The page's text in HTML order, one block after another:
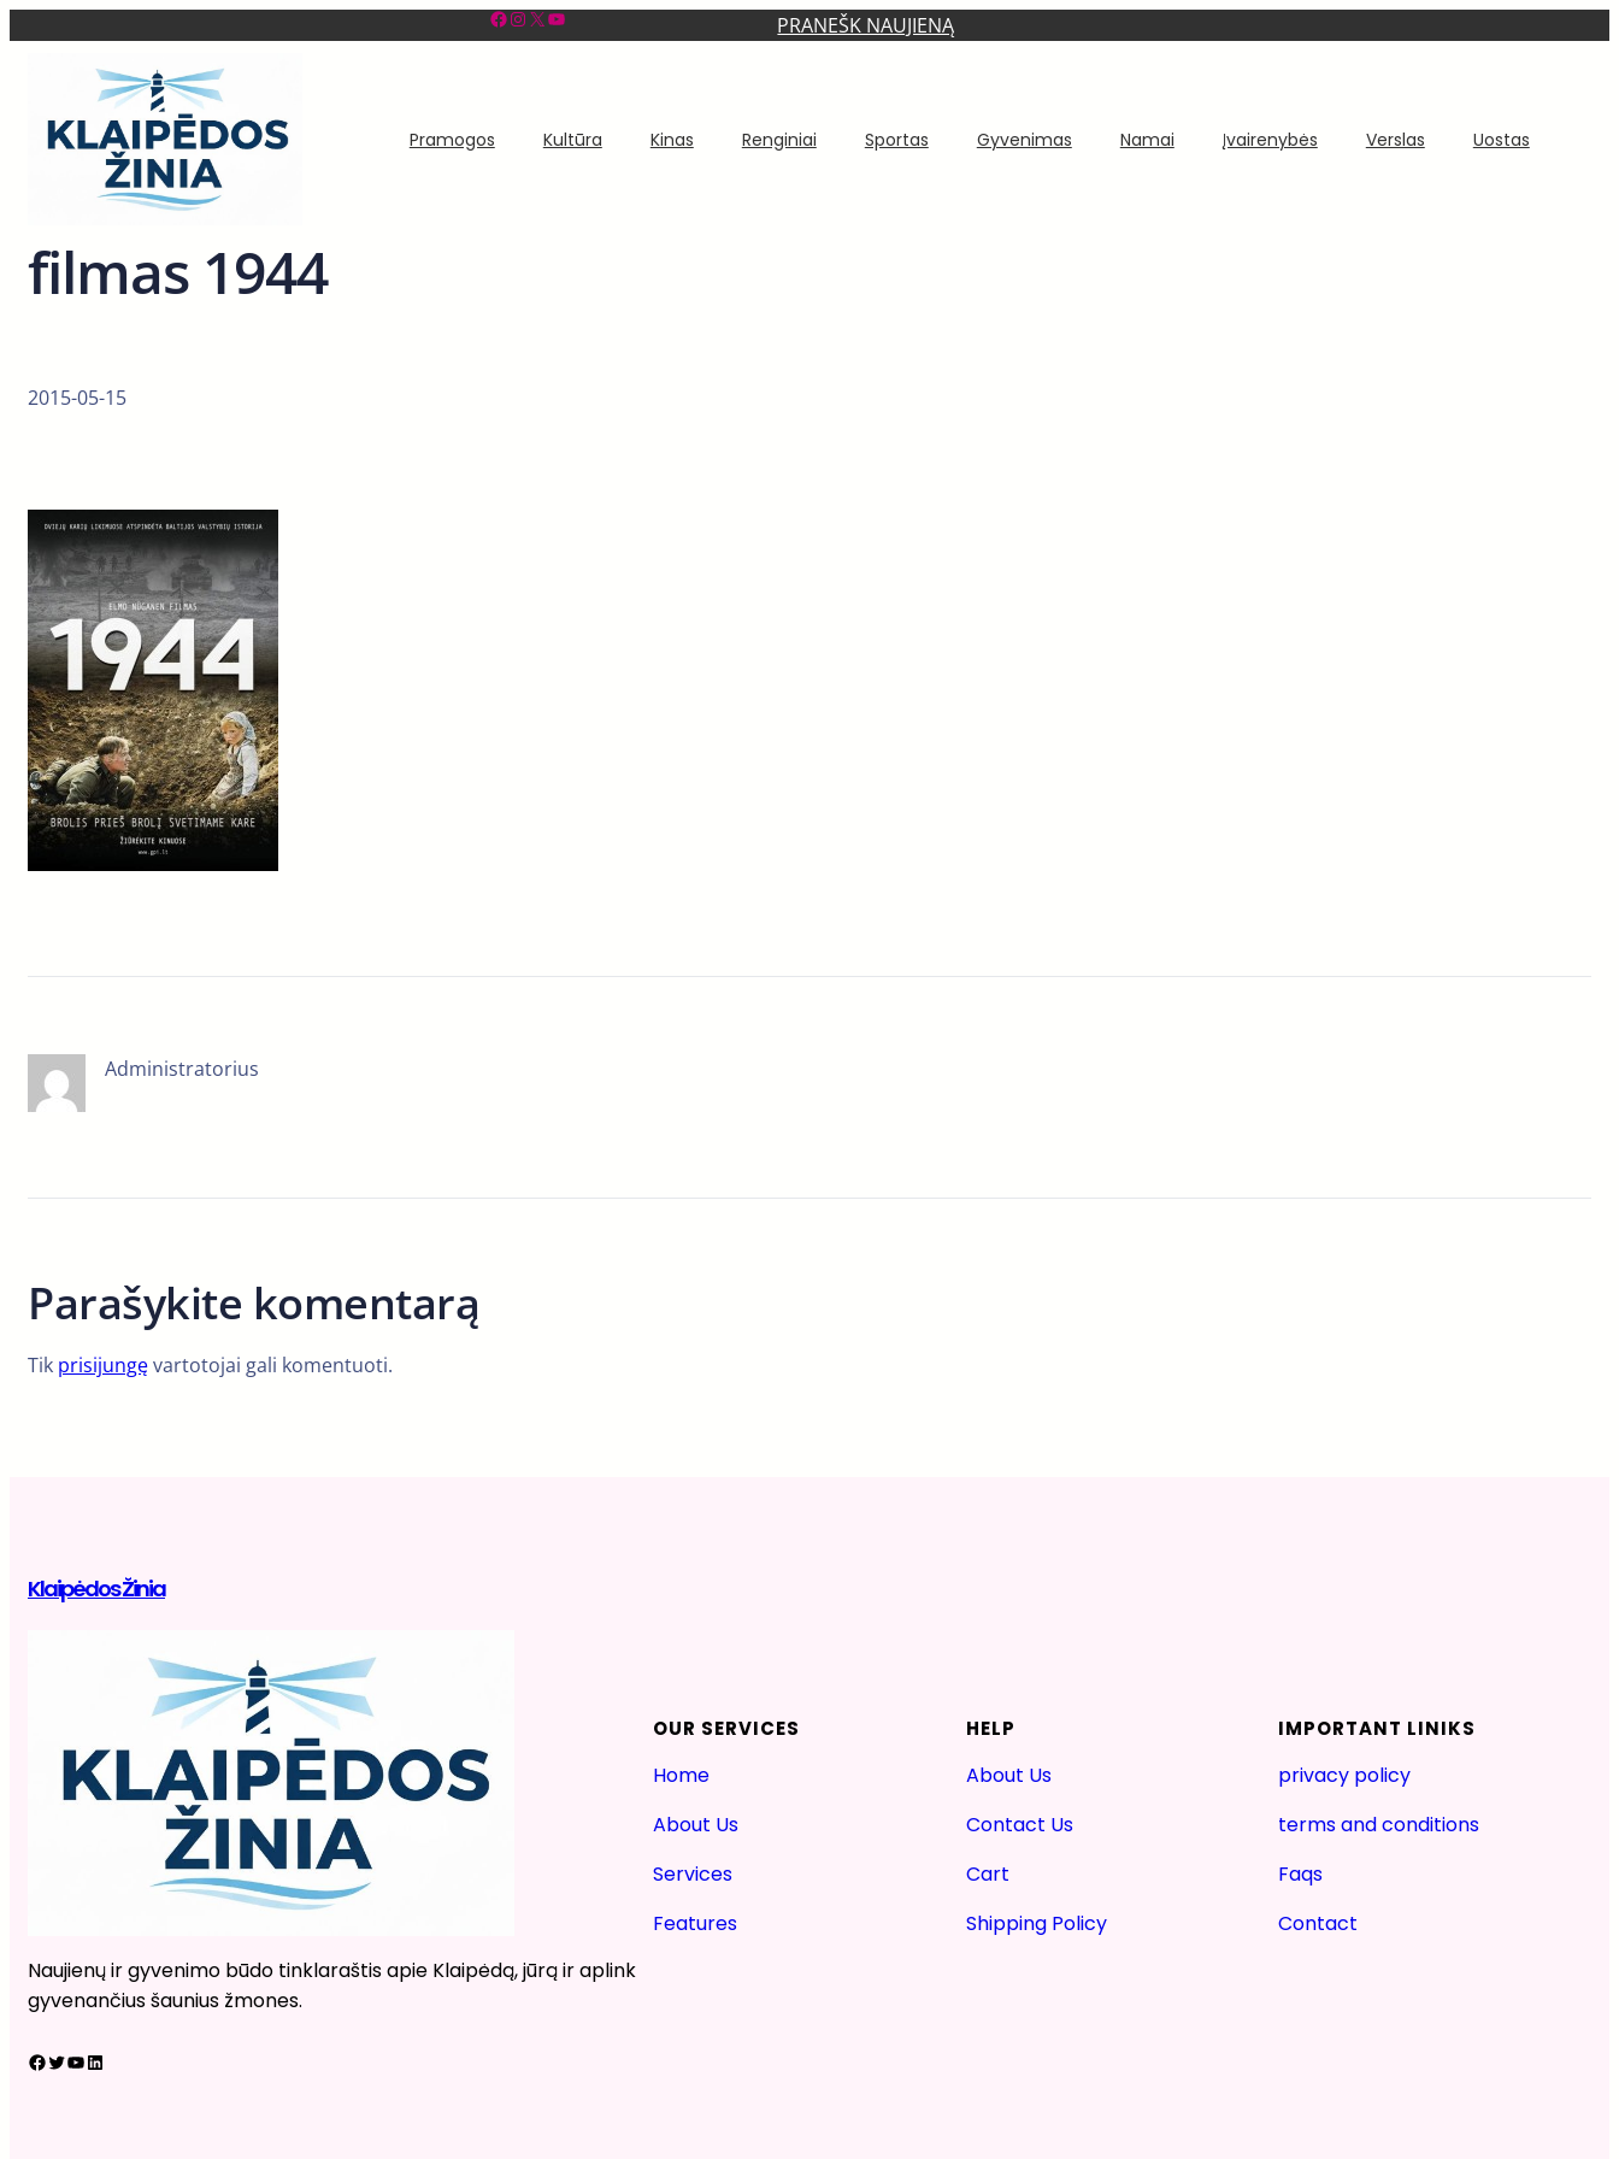
Facebook InstagramX YouTube PRANEŠK NAUJIENĄ
Pramogos Kultūra Kinas Renginiai Sportas Gyvenimas Namai Įvairenybės Verslas Uostas
filmas 1944
2015-05-15
Administratorius
Parašykite komentarą
Tik prisijungęvartotojai gali komentuoti.
Klaipėdos Žinia
Naujienų ir gyvenimo būdo tinklaraštis apie Klaipėdą, jūrą ir aplink
gyvenančius šaunius žmones.
Facebook Twitter YouTube LinkedIn
OUR SERVICES
Home
About Us
Services
Features
HELP
About Us
Contact Us
Cart
Shipping Policy
IMPORTANT LINIKS
privacy policy
terms and conditions
Faqs
Contact